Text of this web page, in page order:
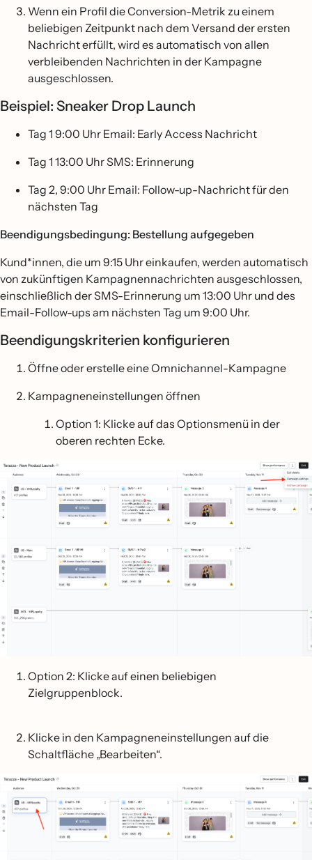
Wenn ein Profil die Conversion-Metrik zu einem
beliebigen Zeitpunkt nach dem Versand der ersten
Nachricht erfüllt, wird es automatisch von allen
verbleibenden Nachrichten in der Kampagne
ausgeschlossen.
Beispiel: Sneaker Drop Launch
Tag 1 9:00 Uhr Email: Early Access Nachricht
Tag 1 13:00 Uhr SMS: Erinnerung
Tag 2, 9:00 Uhr Email: Follow-up-Nachricht für den
nächsten Tag
Beendigungsbedingung: Bestellung aufgegeben
Kund*innen, die um 9:15 Uhr einkaufen, werden automatisch
von zukünftigen Kampagnennachrichten ausgeschlossen,
einschließlich der SMS-Erinnerung um 13:00 Uhr und des
Email-Follow-ups am nächsten Tag um 9:00 Uhr.
Beendigungskriterien konfigurieren
Öffne oder erstelle eine Omnichannel-Kampagne
Kampagneneinstellungen öffnen
Option 1: Klicke auf das Optionsmenü in der
oberen rechten Ecke.
Option 2: Klicke auf einen beliebigen
Zielgruppenblock.
Klicke in den Kampagneneinstellungen auf die
Schaltfläche „Bearbeiten“.